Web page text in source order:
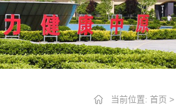
当前位置: 首页 >